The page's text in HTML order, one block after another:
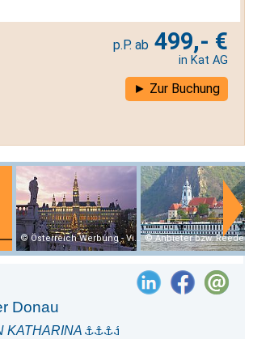
499,- €
in Kat AG
Zur Buchung
Österreich Werbung - Viennaslide Anbieter bzw.
Donau
KATHARINA